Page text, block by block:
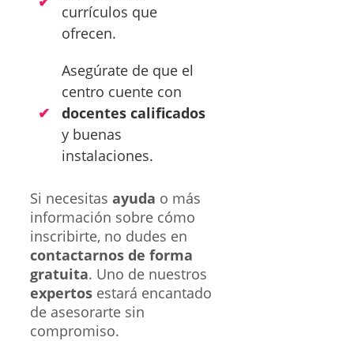
currículos que
ofrecen.
Asegúrate de que el
centro cuente con
docentes calificados
y buenas
instalaciones.
Si necesitas ayuda o más
información sobre cómo
inscribirte, no dudes en
contactarnos de forma
gratuita. Uno de nuestros
expertos estará encantado
de asesorarte sin
compromiso.